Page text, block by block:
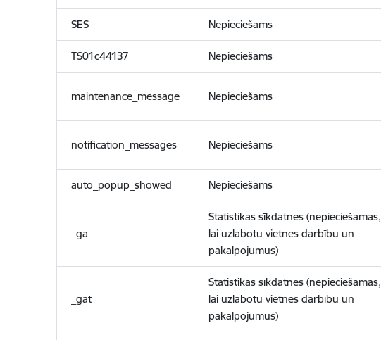
SES Nepieciešams
TS01c44137 Nepieciešams
maintenance_message Nepieciešams
notification_messages Nepieciešams
auto_popup_showed Nepieciešams
_ga
Statistikas sīkdatnes (nepieciešamas,
lai uzlabotu vietnes darbību un
pakalpojumus)
_gat
Statistikas sīkdatnes (nepieciešamas,
lai uzlabotu vietnes darbību un
pakalpojumus)